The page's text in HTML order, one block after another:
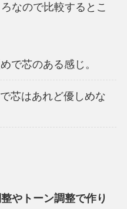
なので比較するとこ
で芯のある感じ。
芯はあれど優しめな
やトーン調整で作り